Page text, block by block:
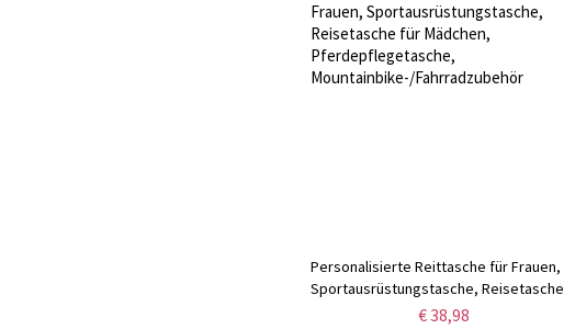
Personalisierte Reittasche für Frauen,
Sportausrüstungstasche, Reisetasche
für Mädchen, Pferdepflegetasche,
€ 38,98